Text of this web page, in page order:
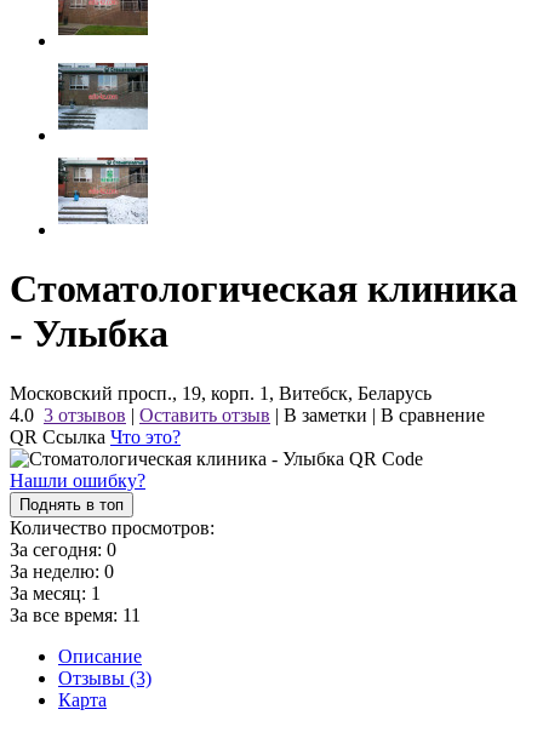
Стоматологическая клиника
- Улыбка
Московский просп., 19, корп. 1, Витебск, Беларусь
4.0 3 отзывов | Оставить отзыв | В заметки | В сравнение
QR Ссылка Что это?
Нашли ошибку?
Поднять в топ
Количество просмотров:
За сегодня: 0
За неделю: 0
За месяц: 1
За все время: 11
Описание
Отзывы (3)
Карта